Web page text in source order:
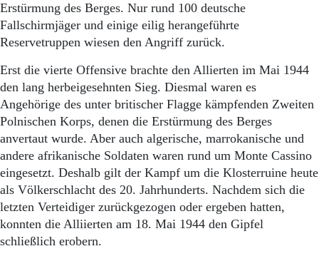
Erstürmung des Berges. Nur rund 100 deutsche
Fallschirmjäger und einige eilig herangeführte
Reservetruppen wiesen den Angriff zurück.
Erst die vierte Offensive brachte den Allierten im Mai 1944
den lang herbeigesehnten Sieg. Diesmal waren es
Angehörige des unter britischer Flagge kämpfenden Zweiten
Polnischen Korps, denen die Erstürmung des Berges
anvertaut wurde. Aber auch algerische, marrokanische und
andere afrikanische Soldaten waren rund um Monte Cassino
eingesetzt. Deshalb gilt der Kampf um die Klosterruine heute
als Völkerschlacht des 20. Jahrhunderts. Nachdem sich die
letzten Verteidiger zurückgezogen oder ergeben hatten,
konnten die Alliierten am 18. Mai 1944 den Gipfel
schließlich erobern.